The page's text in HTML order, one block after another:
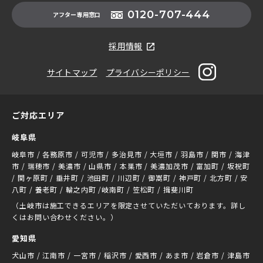
アフター専用窓口 0120-707-444
採用情報
サイトマップ プライバシーポリシー
ご対応エリア
岐阜県
岐阜市 / 各務原市 / 可児市 / 多治見市 / 大垣市 / 羽島市 / 関市 / 海津
市 / 瑞穂市 / 美濃市 / 山県市 / 本巣市 / 美濃加茂市 / 富加町 / 坂祝町
/ 関ヶ原町 / 垂井町 / 池田町 / 川辺町 / 御嵩町 / 神戸町 / 北方町 / 安
八町 / 養老町 / 輪之内町 /岐南町 / 笠松町 / 揖斐川町
（土岐市は施工できるエリアを限定させていただいております。詳し
くはお問い合わせください。）
愛知県
犬山市 / 江南市 / 一宮市 / 稲沢市 / 愛西市 / あま市 / 岩倉市 / 津島市